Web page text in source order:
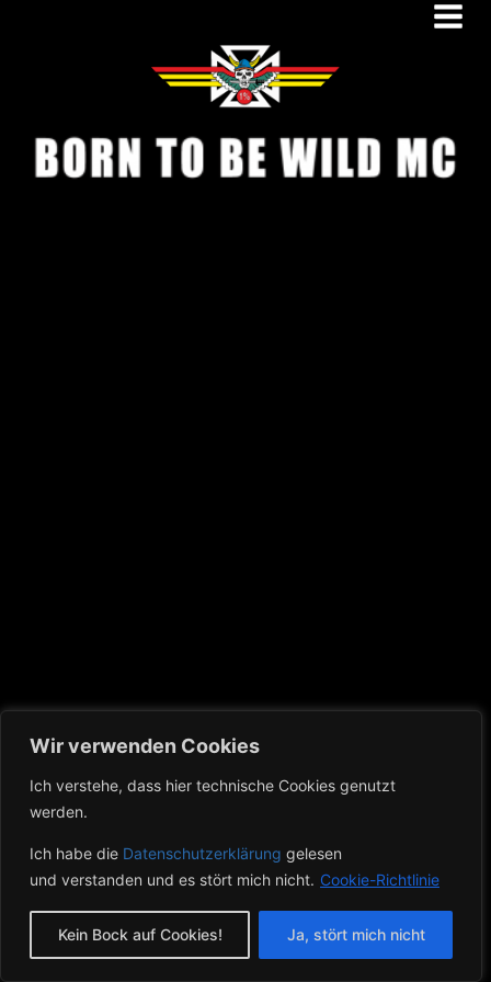
Wir verwenden Cookies
Ich verstehe, dass hier technische Cookies genutzt
werden.
Ich habe die Datenschutzerklärung gelesen
und verstanden und es stört mich nicht. Cookie-Richtlinie
Kein Bock auf Cookies! Ja, stört mich nicht
Anfahrt Datenschutz Impressum
© 2026 BORN TO BE WILD MC